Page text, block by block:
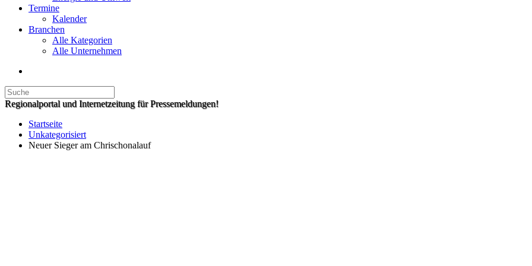
Termine
Kalender
Branchen
Alle Kategorien
Alle Unternehmen
Regionalportal und Internetzeitung für Pressemeldungen!
Startseite
Unkategorisiert
Neuer Sieger am Chrischonalauf